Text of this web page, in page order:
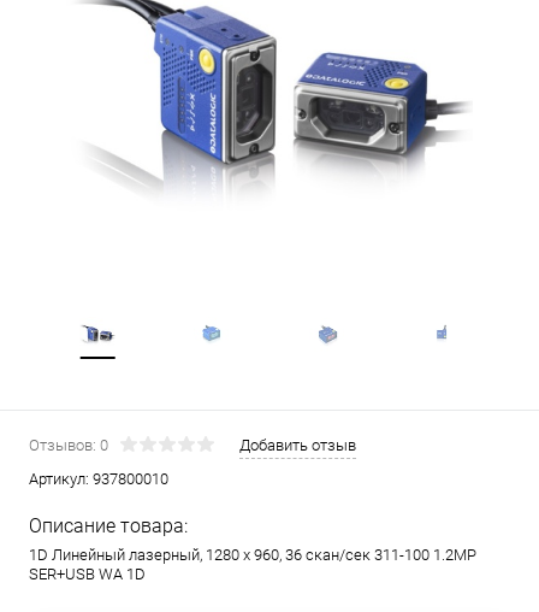
Отзывов: 0
Добавить отзыв
Артикул: 937800010
Описание товара:
1D Линейный лазерный, 1280 x 960, 36 скан/сек 311-100 1.2MP
SER+USB WA 1D